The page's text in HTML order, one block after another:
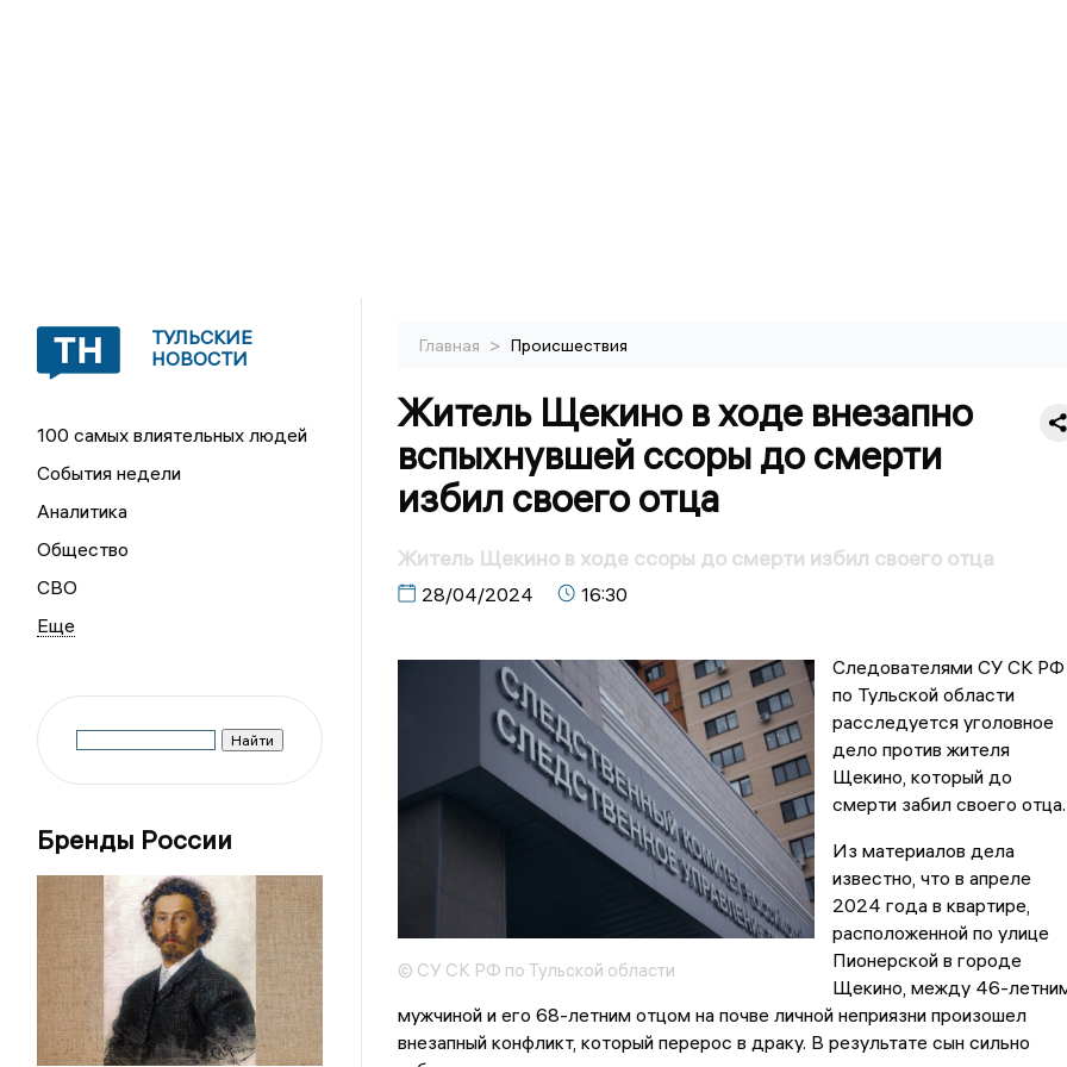
ТУЛЬСКИЕ
НОВОСТИ
100 самых влиятельных людей
События недели
Аналитика
Общество
СВО
Бренды России
Главная > Происшествия
Житель Щекино в ходе внезапно
вспыхнувшей ссоры до смерти
избил своего отца
Житель Щекино в ходе ссоры до смерти избил своего отца
28/04/2024 16:30
© СУ СК РФ по Тульской области
Следователями СУ СК РФ
по Тульской области
расследуется уголовное
дело против жителя
Щекино, который до
смерти забил своего отца.
Из материалов дела
известно, что в апреле
2024 года в квартире,
расположенной по улице
Пионерской в городе
Щекино, между 46-
мужчиной и его 68-летним отцом на почве личной неприязни произошел
внезапный конфликт, который перерос в драку. В результате сын сильно